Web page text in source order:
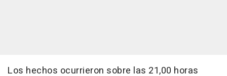
Los hechos ocurrieron sobre las 21,00 horas